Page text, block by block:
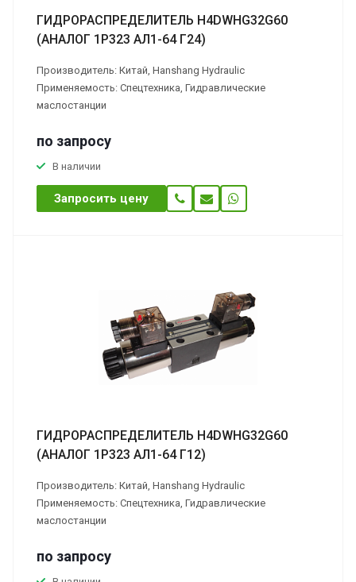
ГИДРОРАСПРЕДЕЛИТЕЛЬ H4DWHG32G60
(АНАЛОГ 1Р323 АЛ1-64 Г24)
Производитель: Китай, Hanshang Hydraulic
Применяемость: Спецтехника, Гидравлические
маслостанции
по запросу
В наличии
Запросить цену
ГИДРОРАСПРЕДЕЛИТЕЛЬ H4DWHG32G60
(АНАЛОГ 1Р323 АЛ1-64 Г12)
Производитель: Китай, Hanshang Hydraulic
Применяемость: Спецтехника, Гидравлические
маслостанции
по запросу